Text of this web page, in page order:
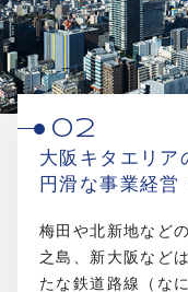
02
大阪キタエリア
円滑な事業経営
梅田や北新地など
之島、新大阪など
たな鉄道路線（な